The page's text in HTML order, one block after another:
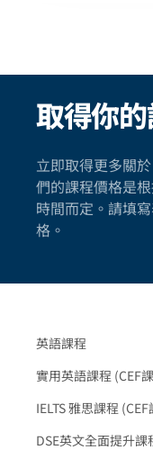
取得你
立即取得更多關
們的課程價格是
時間而定。請填
格。
英語課程
實用英語課程 (CEF
IELTS 雅思課程
DSE英文全面提升課